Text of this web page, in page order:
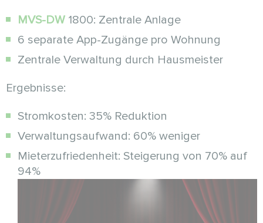
MVS-DW 1800: Zentrale Anlage
6 separate App-Zugänge pro Wohnung
Zentrale Verwaltung durch Hausmeister
Ergebnisse:
Stromkosten: 35% Reduktion
Verwaltungsaufwand: 60% weniger
Mieterzufriedenheit: Steigerung von 70% auf
94%